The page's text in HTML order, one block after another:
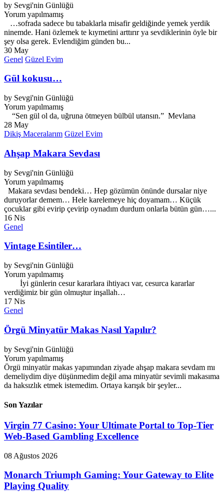
by Sevgi'nin Günlüğü
Yorum yapılmamış
…sofrada sadece bu tabaklarla misafir geldiğinde yemek yerdik
ninemde. Hani özlemek te kıymetini arttırır ya sevdiklerinin öyle bir
şey olsa gerek. Evlendiğim günden bu...
30 May
Genel Güzel Evim
Gül kokusu…
by Sevgi'nin Günlüğü
Yorum yapılmamış
“Sen gül ol da, uğruna ötmeyen bülbül utansın.” Mevlana
28 May
Dikiş Maceralarım Güzel Evim
Ahşap Makara Sevdası
by Sevgi'nin Günlüğü
Yorum yapılmamış
Makara sevdası bendeki… Hep gözümün önünde dursalar niye
duruyorlar demem… Hele karelemeye hiç doyamam… Küçük
çocuklar gibi evirip çevirip oynadım durdum onlarla bütün gün…...
16 Nis
Genel
Vintage Esintiler…
by Sevgi'nin Günlüğü
Yorum yapılmamış
İyi günlerin cesur kararlara ihtiyacı var, cesurca kararlar
verdiğimiz bir gün olmuştur inşallah…
17 Nis
Genel
Örgü Minyatür Makas Nasıl Yapılır?
by Sevgi'nin Günlüğü
Yorum yapılmamış
Örgü minyatür makas yapımından ziyade ahşap makara sevdam mı
demeliydim diye düşünmedim değil ama minyatür sevimli makasıma
da haksızlık etmek istemedim. Ortaya karışık bir şeyler...
Son Yazılar
Virgin 77 Casino: Your Ultimate Portal to Top-Tier
Web-Based Gambling Excellence
08 Ağustos 2026
Monarch Triumph Gaming: Your Gateway to Elite
Playing Quality